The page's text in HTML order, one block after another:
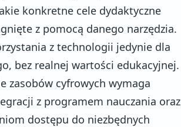
konkretne cele dydaktyczne
z pomocą danego narzędzia.
z technologii jedynie dla
bez realnej wartości edukacyjnej.
zasobów cyfrowych wymaga
z programem nauczania oraz
dostępu do niezbędnych